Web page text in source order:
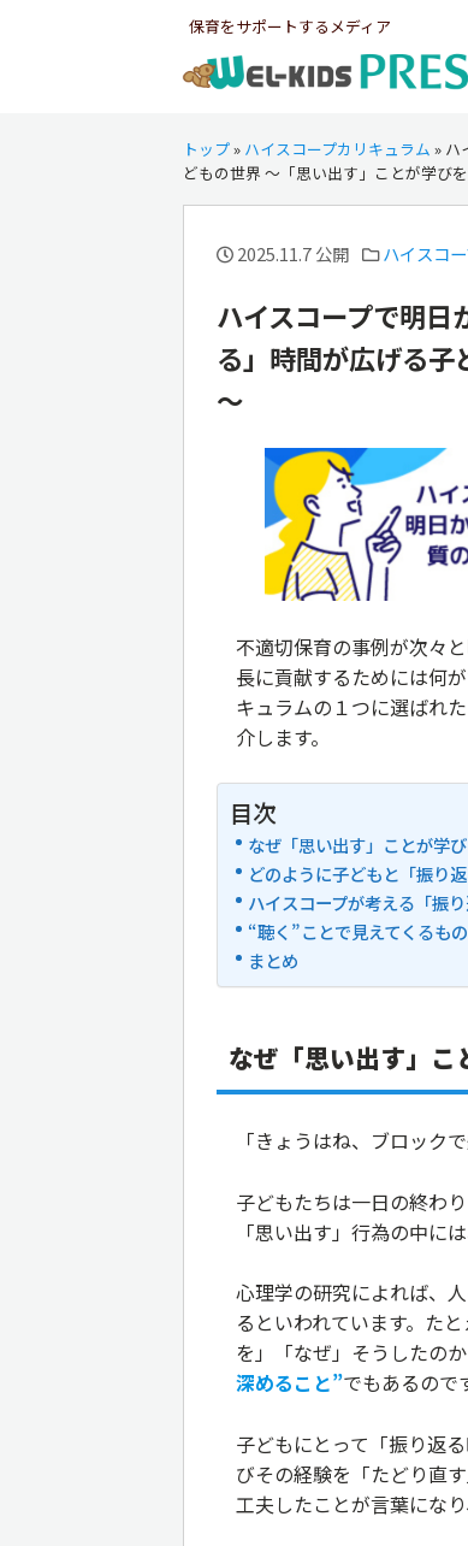
保育をサポートするメディア
トップ» ハイスコープカリキュラム » ハ
どもの世界 ～「思い出す」ことが学び
2025.11.7 公開 ハイスコ
ハイスコープで明日
る」時間が広げる子
～
不適切保育の事例が次々
長に貢献するためには何
キュラムの１つに選ばれ
介します。
目次
なぜ「思い出す」ことが学
どのように子どもと「振り
ハイスコープが考える「振り
“聴く”ことで見えてくるもの
まとめ
なぜ「思い出す」こ
「きょうはね、ブロック
子どもたちは一日の終わ
「思い出す」行為の中に
心理学の研究によれば、
るといわれています。た
を」「なぜ」そうしたの
深めること”でもあるので
子どもにとって「振り返
びその経験を「たどり直
工夫したことが言葉にな